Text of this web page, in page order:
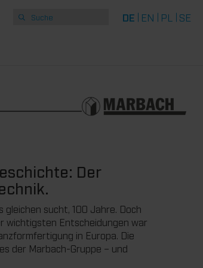
DE EN PL SE
Der
sucht, 100 Jahre. Doch
wichtigsten Entscheidungen war
in Europa. Die
der Marbach-Gruppe – und